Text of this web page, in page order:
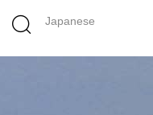
Japanese